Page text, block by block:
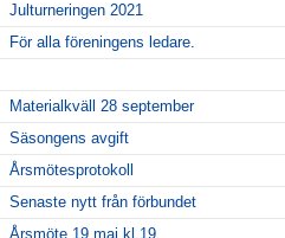
Julturneringen 2021
För alla föreningens ledare.
Materialkväll 28 september
Säsongens avgift
Årsmötesprotokoll
Senaste nytt från förbundet
Årsmöte 19 maj kl.19